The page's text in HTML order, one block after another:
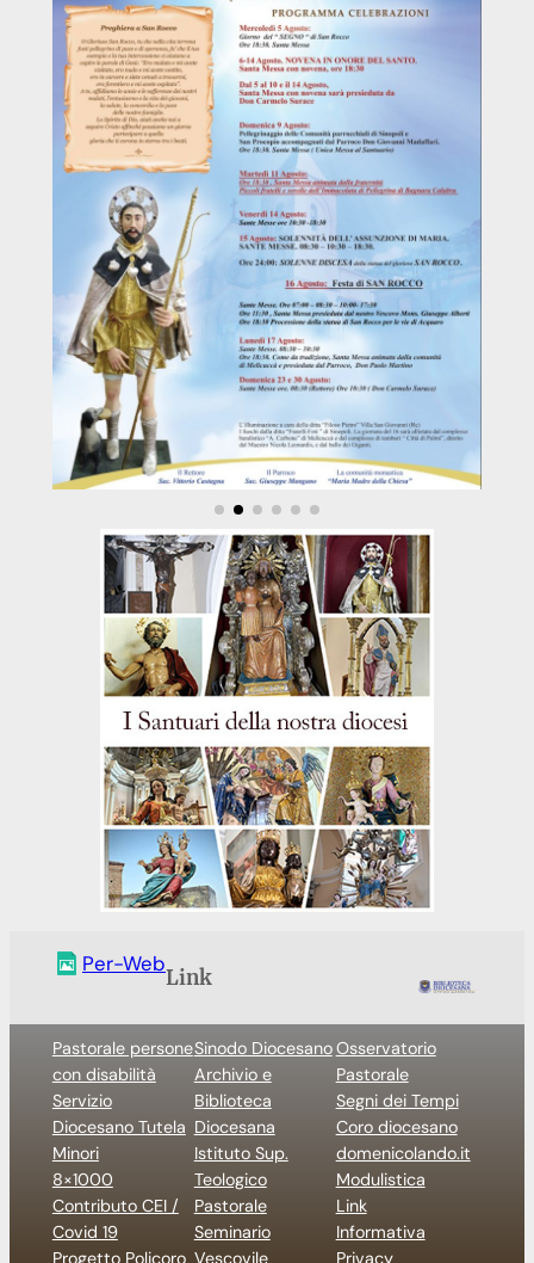
Per-Web
Link
Pastorale persone
con disabilità
Servizio
Diocesano Tutela
Minori
8×1000
Contributo CEI /
Covid 19
Progetto Policoro
Sinodo Diocesano
Archivio e
Biblioteca
Diocesana
Istituto Sup.
Teologico
Pastorale
Seminario
Vescovile
Osservatorio
Pastorale
Segni dei Tempi
Coro diocesano
domenicolando.it
Modulistica
Link
Informativa
Privacy